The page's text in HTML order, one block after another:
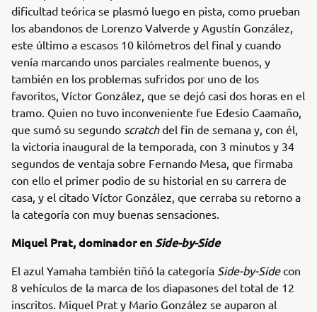
dificultad teórica se plasmó luego en pista, como prueban
los abandonos de Lorenzo Valverde y Agustín González,
este último a escasos 10 kilómetros del final y cuando
venía marcando unos parciales realmente buenos, y
también en los problemas sufridos por uno de los
favoritos, Víctor González, que se dejó casi dos horas en el
tramo. Quien no tuvo inconveniente fue Edesio Caamaño,
que sumó su segundo scratchdel fin de semana y, con él,
la victoria inaugural de la temporada, con 3 minutos y 34
segundos de ventaja sobre Fernando Mesa, que firmaba
con ello el primer podio de su historial en su carrera de
casa, y el citado Víctor González, que cerraba su retorno a
la categoría con muy buenas sensaciones.
Miquel Prat, dominador enSide-by-Side
El azul Yamaha también tiñó la categoría Side-by-Sidecon
8 vehículos de la marca de los diapasones del total de 12
inscritos. Miquel Prat y Mario González se auparon al